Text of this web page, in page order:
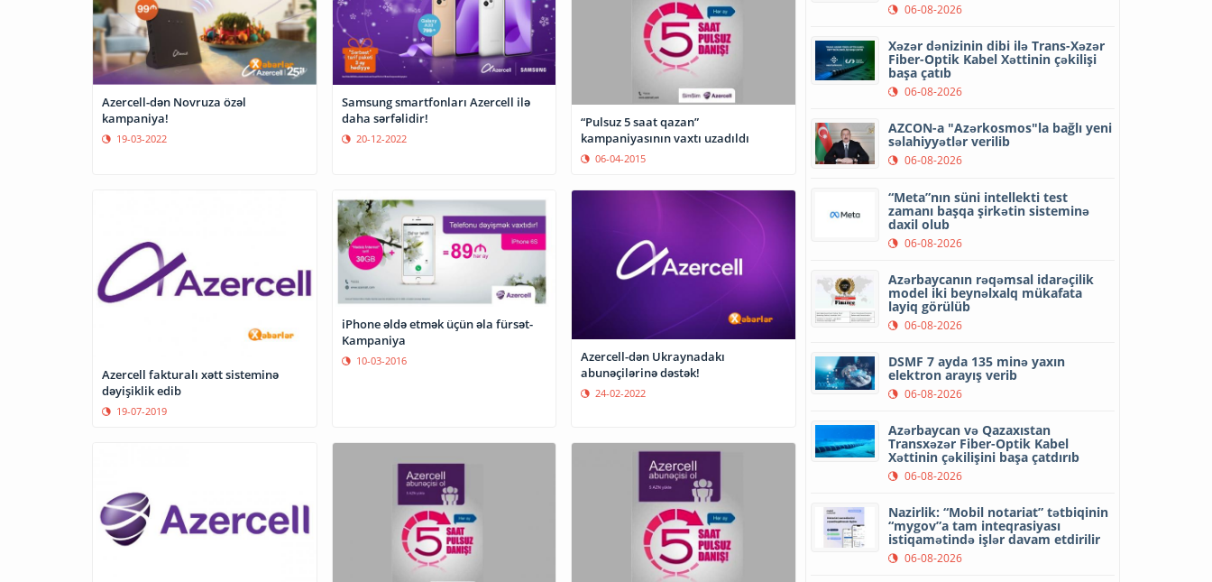
Azercell-dən Novruza özəl
kampaniya!
19-03-2022
Samsung smartfonları Azercell ilə
daha sərfəlidir!
20-12-2022
“Pulsuz 5 saat qazan”
kampaniyasının vaxtı uzadıldı
06-04-2015
Azercell fakturalı xətt sisteminə
dəyişiklik edib
19-07-2019
iPhone əldə etmək üçün əla fürsət-
Kampaniya
10-03-2016
Azercell-dən Ukraynadakı
abunəçilərinə dəstək!
24-02-2022
06-08-2026
Xəzər dənizinin dibi ilə Trans-Xəzər
Fiber-Optik Kabel Xəttinin çəkilişi
başa çatıb
06-08-2026
AZCON-a "Azərkosmos"la bağlı yeni
səlahiyyətlər verilib
06-08-2026
“Meta”nın süni intellekti test
zamanı başqa şirkətin sisteminə
daxil olub
06-08-2026
Azərbaycanın rəqəmsal idarəçilik
model iki beynəlxalq mükafata
layiq görülüb
06-08-2026
DSMF 7 ayda 135 minə yaxın
elektron arayış verib
06-08-2026
Azərbaycan və Qazaxıstan
Transxəzər Fiber-Optik Kabel
Xəttinin çəkilişini başa çatdırıb
06-08-2026
Nazirlik: “Mobil notariat” tətbiqinin
“mygov”a tam inteqrasiyası
istiqamətində işlər davam etdirilir
06-08-2026